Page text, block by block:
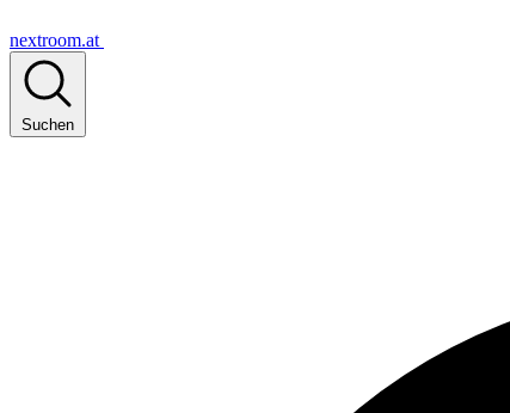
nextroom.at
Suchen